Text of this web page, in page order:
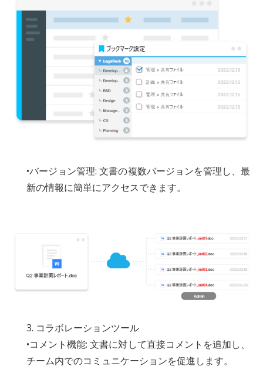
•バージョン管理: 文書の複数バージョンを管理し、最
新の情報に簡単にアクセスできます。
3. コラボレーションツール
•コメント機能: 文書に対して直接コメントを追加し、
チーム内でのコミュニケーションを促進します。